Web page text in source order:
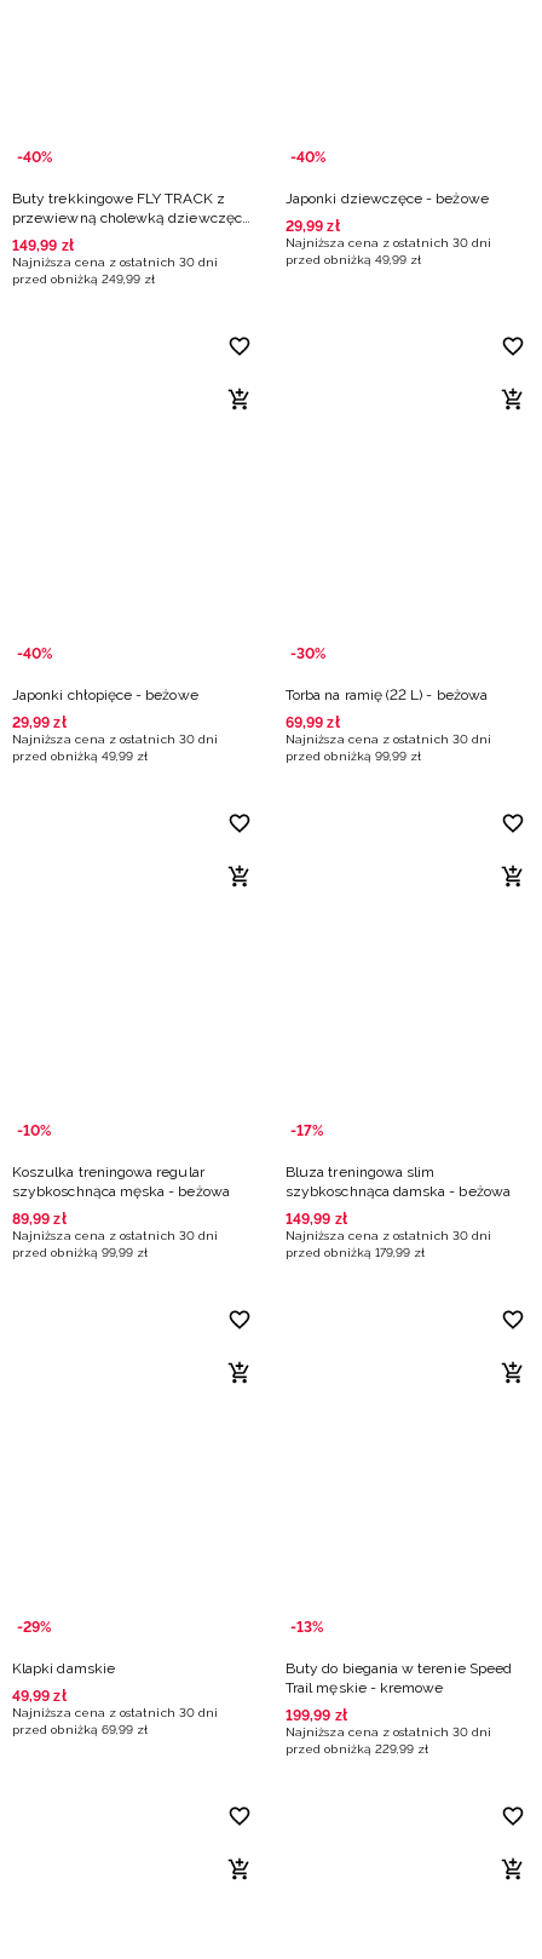
-40%
Buty trekkingowe FLY TRACK z
przewiewną cholewką dziewczęce
- beżowe
149,99 zł
Najniższa cena z ostatnich 30 dni
przed obniżką 249,99 zł
-40%
Japonki dziewczęce - beżowe
29,99 zł
Najniższa cena z ostatnich 30 dni
przed obniżką 49,99 zł
-40%
Japonki chłopięce - beżowe
29,99 zł
Najniższa cena z ostatnich 30 dni
przed obniżką 49,99 zł
-30%
Torba na ramię (22 L) - beżowa
69,99 zł
Najniższa cena z ostatnich 30 dni
przed obniżką 99,99 zł
-10%
Koszulka treningowa regular
szybkoschnąca męska - beżowa
89,99 zł
Najniższa cena z ostatnich 30 dni
przed obniżką 99,99 zł
-17%
Bluza treningowa slim
szybkoschnąca damska - beżowa
149,99 zł
Najniższa cena z ostatnich 30 dni
przed obniżką 179,99 zł
-29%
Klapki damskie
49,99 zł
Najniższa cena z ostatnich 30 dni
przed obniżką 69,99 zł
-13%
Buty do biegania w terenie Speed
Trail męskie - kremowe
199,99 zł
Najniższa cena z ostatnich 30 dni
przed obniżką 229,99 zł